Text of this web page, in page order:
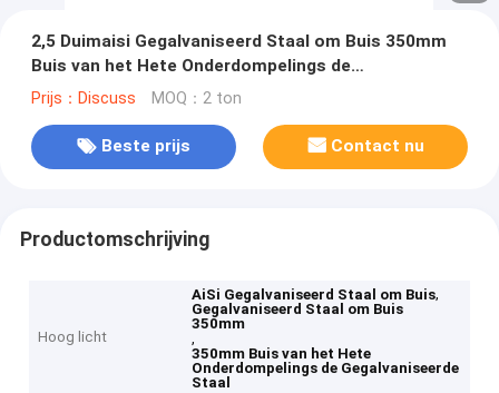
2,5 Duimaisi Gegalvaniseerd Staal om Buis 350mm
Buis van het Hete Onderdompelings de
Gegalvaniseerde Staal
Prijs：Discuss MOQ：2 ton
Beste prijs Contact nu
Productomschrijving
Hoog licht
AiSi Gegalvaniseerd Staal om Buis,
Gegalvaniseerd Staal om Buis
350mm
,
350mm Buis van het Hete
Onderdompelings de Gegalvaniseerde
Staal